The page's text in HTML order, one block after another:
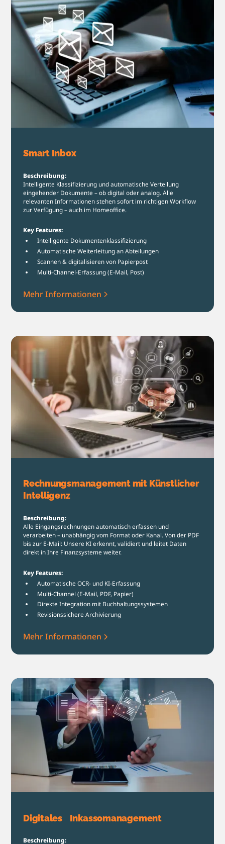
Smart Inbox
Beschreibung:
Intelligente Klassifizierung und automatische Verteilung
eingehender Dokumente – ob digital oder analog. Alle
relevanten Informationen stehen sofort im richtigen Workflow
zur Verfügung – auch im Homeoffice.
Key Features:
Intelligente Dokumentenklassifizierung
Automatische Weiterleitung an Abteilungen
Scannen & digitalisieren von Papierpost
Multi-Channel-Erfassung (E-Mail, Post)
Mehr Informationen
Rechnungsmanagement mit Künstlicher
Intelligenz
Beschreibung:
Alle Eingangsrechnungen automatisch erfassen und
verarbeiten – unabhängig vom Format oder Kanal. Von der PDF
bis zur E-Mail: Unsere KI erkennt, validiert und leitet Daten
direkt in Ihre Finanzsysteme weiter.
Key Features:
Automatische OCR- und KI-Erfassung
Multi-Channel (E-Mail, PDF, Papier)
Direkte Integration mit Buchhaltungssystemen
Revisionssichere Archivierung
Mehr Informationen
Digitales Inkassomanagement
Beschreibung: